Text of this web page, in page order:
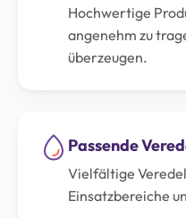
Hochwertige
angenehm zu
überzeugen.
Passende
Vielfältige
Einsatzbereiche